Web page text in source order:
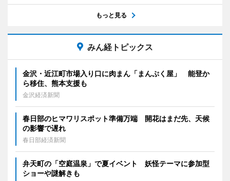
もっと見る
みん経トピックス
金沢・近江町市場入り口に肉まん「まんぷく屋」 能登か
ら移住、熊本支援も
金沢経済新聞
春日部のヒマワリスポット準備万端 開花はまだ先、天候
の影響で遅れ
春日部経済新聞
弁天町の「空庭温泉」で夏イベント 妖怪テーマに参加型
ショーや謎解きも